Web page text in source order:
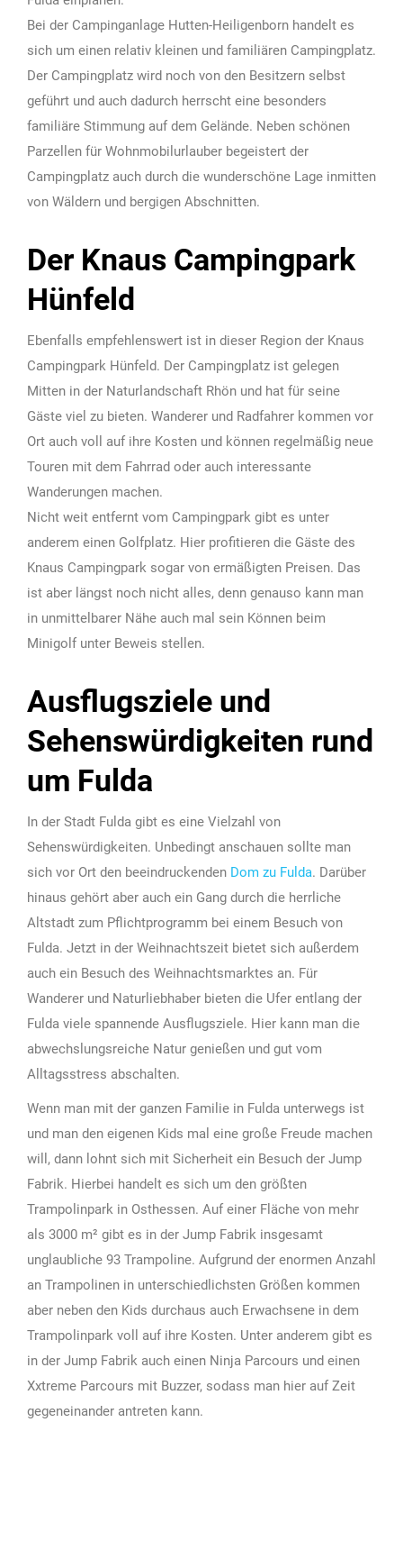
Bei der Campinganlage Hutten-Heiligenborn handelt es
sich um einen relativ kleinen und familiären Campingplatz.
Der Campingplatz wird noch von den Besitzern selbst
geführt und auch dadurch herrscht eine besonders
familiäre Stimmung auf dem Gelände. Neben schönen
Parzellen für Wohnmobilurlauber begeistert der
Campingplatz auch durch die wunderschöne Lage inmitten
von Wäldern und bergigen Abschnitten.
Der Knaus Campingpark
Hünfeld
Ebenfalls empfehlenswert ist in dieser Region der Knaus
Campingpark Hünfeld. Der Campingplatz ist gelegen
Mitten in der Naturlandschaft Rhön und hat für seine
Gäste viel zu bieten. Wanderer und Radfahrer kommen vor
Ort auch voll auf ihre Kosten und können regelmäßig neue
Touren mit dem Fahrrad oder auch interessante
Wanderungen machen.
Nicht weit entfernt vom Campingpark gibt es unter
anderem einen Golfplatz. Hier profitieren die Gäste des
Knaus Campingpark sogar von ermäßigten Preisen. Das
ist aber längst noch nicht alles, denn genauso kann man
in unmittelbarer Nähe auch mal sein Können beim
Minigolf unter Beweis stellen.
Ausflugsziele und
Sehenswürdigkeiten rund
um Fulda
In der Stadt Fulda gibt es eine Vielzahl von
Sehenswürdigkeiten. Unbedingt anschauen sollte man
sich vor Ort den beeindruckenden Dom zu Fulda. Darüber
hinaus gehört aber auch ein Gang durch die herrliche
Altstadt zum Pflichtprogramm bei einem Besuch von
Fulda. Jetzt in der Weihnachtszeit bietet sich außerdem
auch ein Besuch des Weihnachtsmarktes an. Für
Wanderer und Naturliebhaber bieten die Ufer entlang der
Fulda viele spannende Ausflugsziele. Hier kann man die
abwechslungsreiche Natur genießen und gut vom
Alltagsstress abschalten.
Wenn man mit der ganzen Familie in Fulda unterwegs ist
und man den eigenen Kids mal eine große Freude machen
will, dann lohnt sich mit Sicherheit ein Besuch der Jump
Fabrik. Hierbei handelt es sich um den größten
Trampolinpark in Osthessen. Auf einer Fläche von mehr
als 3000 m² gibt es in der Jump Fabrik insgesamt
unglaubliche 93 Trampoline. Aufgrund der enormen Anzahl
an Trampolinen in unterschiedlichsten Größen kommen
aber neben den Kids durchaus auch Erwachsene in dem
Trampolinpark voll auf ihre Kosten. Unter anderem gibt es
in der Jump Fabrik auch einen Ninja Parcours und einen
Xxtreme Parcours mit Buzzer, sodass man hier auf Zeit
gegeneinander antreten kann.